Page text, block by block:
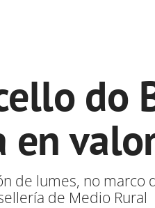
do
de lumes, no marco
de Medio Rural